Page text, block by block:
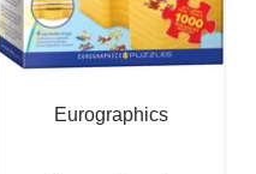
Eurographics